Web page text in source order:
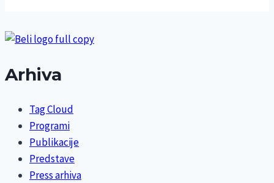
Arhiva
Tag Cloud
Programi
Publikacije
Predstave
Press arhiva